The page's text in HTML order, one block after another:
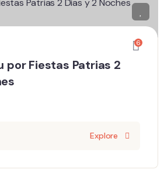
6
por Fiestas Patrias 2
Explore